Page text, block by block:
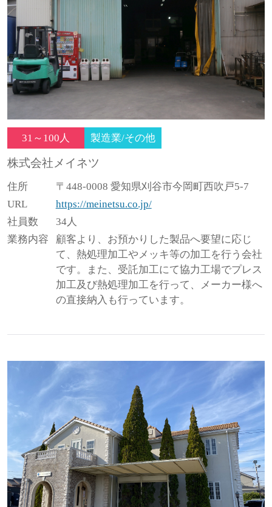
31～100人 製造業/その他
株式会社メイネツ
住所
〒448-0008 愛知県刈谷市今岡町西吹戸5-7
URL
https://meinetsu.co.jp/
社員数
34人
業務内容
顧客より、お預かりした製品へ要望に応じ
て、熱処理加工やメッキ等の加工を行う会社
です。また、受託加工にて協力工場でプレス
加工及び熱処理加工を行って、メーカー様へ
の直接納入も行っています。